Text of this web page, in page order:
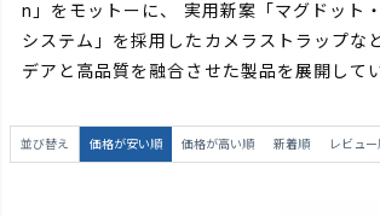
n」をモットーに、
実用新案「マグドット
システム」を採用したカメラストラップな
デアと高品質を融合させた製品を展開して
並び替え 価格が安い順 価格が高い順 新着順 レビュー